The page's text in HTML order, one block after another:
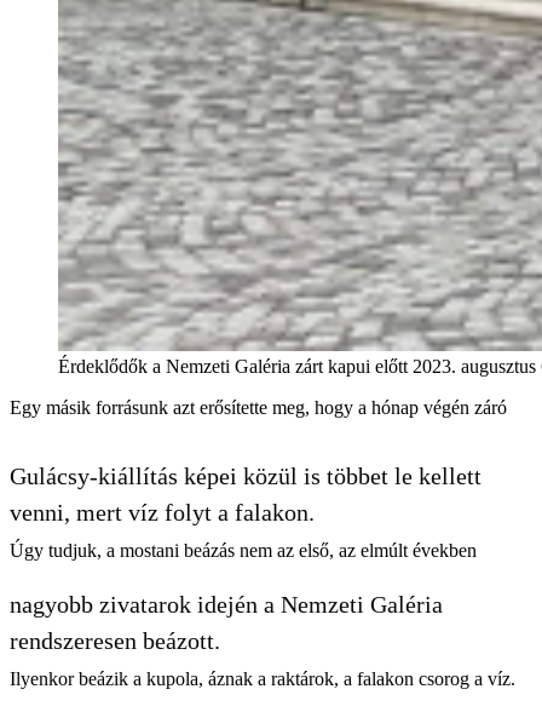
Érdeklődők a Nemzeti Galéria zárt kapui előtt 2023. augusztus
Egy másik forrásunk azt erősítette meg, hogy a hónap végén záró
Gulácsy-kiállítás képei közül is többet le kellett
venni, mert víz folyt a falakon.
Úgy tudjuk, a mostani beázás nem az első, az elmúlt években
nagyobb zivatarok idején a Nemzeti Galéria
rendszeresen beázott.
Ilyenkor beázik a kupola, áznak a raktárok, a falakon csorog a víz.